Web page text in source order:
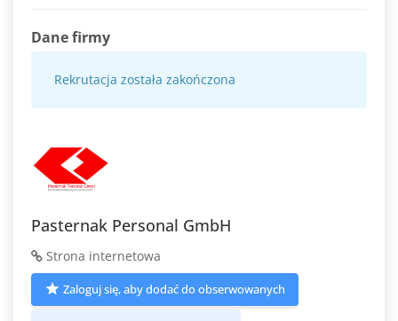
Dane firmy
Rekrutacja została zakończona
Pasternak Personal GmbH
Strona internetowa
Zaloguj się, aby dodać do obserwowanych